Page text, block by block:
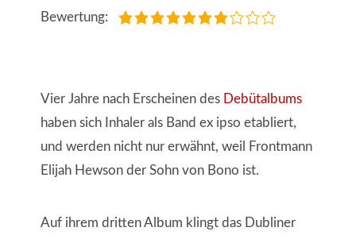
Bewertung:
Vier Jahre nach Erscheinen des Debütalbums
haben sich Inhaler als Band ex ipso etabliert,
und werden nicht nur erwähnt, weil Frontmann
Elijah Hewson der Sohn von Bono ist.
Auf ihrem dritten Album klingt das Dubliner